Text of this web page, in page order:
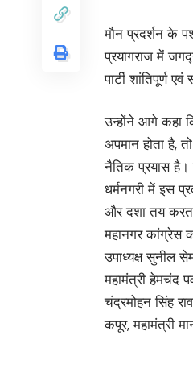
मौन प्रदर्शन के
प्रयागराज में
पार्टी शांतिपूर्ण
उन्होंने आगे कहा
अपमान होता है,
नैतिक प्रयास है।
धर्मनगरी में इस
और दशा तय
महानगर कांग्रेस
उपाध्यक्ष सुनील
महामंत्री हेमचंद
चंद्रमोहन सिंह
कपूर, महामंत्री